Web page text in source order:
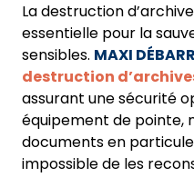
La destruction
essentielle pour la
sensibles. MAXI
destruction
assurant une sécurité
équipement de pointe,
documents en
impossible de les